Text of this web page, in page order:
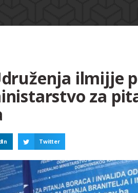
ilmijje
za
Twitter